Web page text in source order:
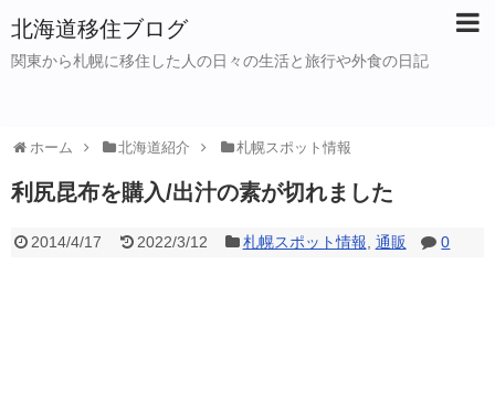
北海道移住ブログ
関東から札幌に移住した人の日々の生活と旅行や外食の日記
ホーム 北海道紹介 札幌スポット情報
利尻昆布を購入/出汁の素が切れました
2014/4/17 2022/3/12 札幌スポット情報 通販 0